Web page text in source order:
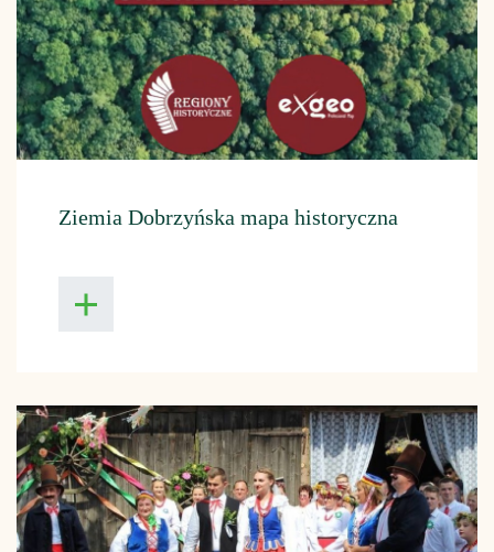
Ziemia Dobrzyńska mapa historyczna